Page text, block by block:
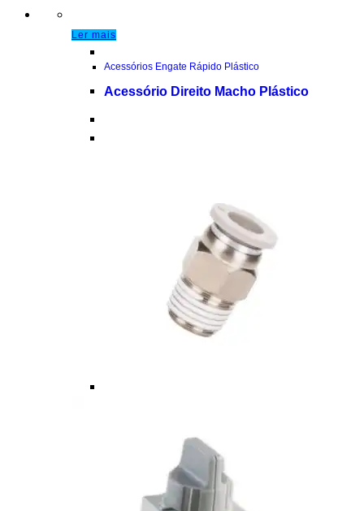
Ler mais
Acessórios Engate Rápido Plástico
Acessório Direito Macho Plástico